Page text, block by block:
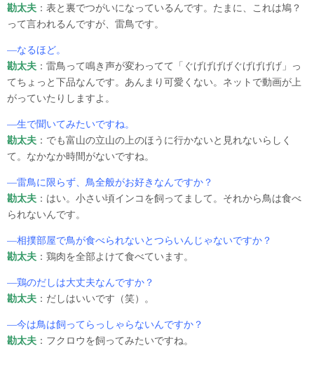
勘太夫 ：表と裏でつがいになっているんです。たまに、これは鳩？
って言われるんですが、雷鳥です。
―なるほど。
勘太夫 ：雷鳥って鳴き声が変わってて「ぐげげげげぐげげげげ」っ
てちょっと下品なんです。あんまり可愛くない。ネットで動画が上
がっていたりしますよ。
―生で聞いてみたいですね。
勘太夫 ：でも富山の立山の上のほうに行かないと見れないらしく
て。なかなか時間がないですね。
―雷鳥に限らず、鳥全般がお好きなんですか？
勘太夫 ：はい。小さい頃インコを飼ってまして。それから鳥は食べ
られないんです。
―相撲部屋で鳥が食べられないとつらいんじゃないですか？
勘太夫 ：鶏肉を全部よけて食べています。
―鶏のだしは大丈夫なんですか？
勘太夫 ：だしはいいです（笑）。
―今は鳥は飼ってらっしゃらないんですか？
勘太夫 ：フクロウを飼ってみたいですね。